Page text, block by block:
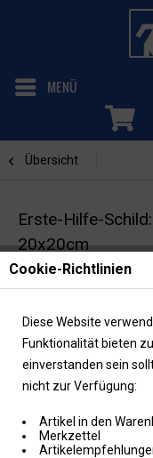
MENÜ
Übersicht
Erste-Hilfe-
20x20cm
Cookie-Richtlinien
Diese Website
Funktionalität bieten
einverstanden sein
nicht zur Verfügung:
Artikel in den
Merkzettel